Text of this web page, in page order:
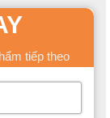
tiếp theo